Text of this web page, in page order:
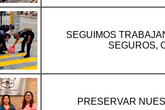
SEGUIMOS
SEGUROS,
PRESERVAR